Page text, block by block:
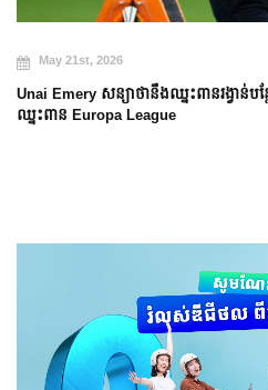
May 21st, 2026
Unai Emery សន្យាថានឹងឈ្នះពានរង្វាន់ប
ឈ្នះពាន Europa League